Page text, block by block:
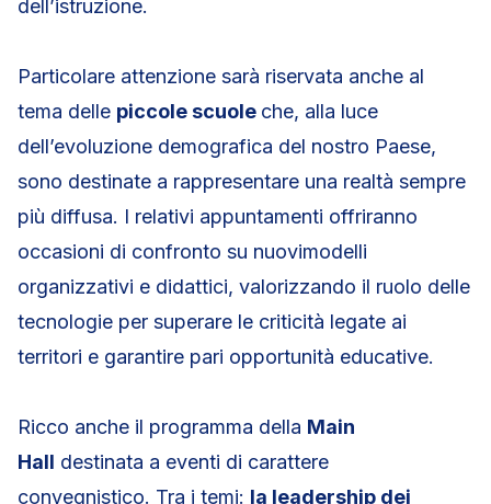
dell’istruzione.
Particolare attenzione sarà riservata anche al
tema delle piccole scuole che, alla luce
dell’evoluzione demografica del nostro Paese,
sono destinate a rappresentare una realtà sempre
più diffusa. I relativi appuntamenti offriranno
occasioni di confronto su nuovimodelli
organizzativi e didattici, valorizzando il ruolo delle
tecnologie per superare le criticità legate ai
territori e garantire pari opportunità educative.
Ricco anche il programma della Main
Hall destinata a eventi di carattere
convegnistico. Tra i temi: la leadership dei